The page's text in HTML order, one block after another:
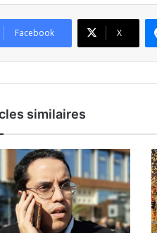
Facebook X
similaires